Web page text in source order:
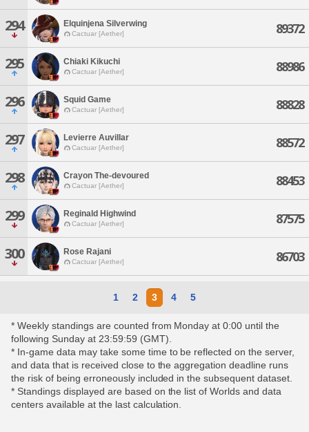
294 Elquinjena Silverwing
Cactuar [Aether] 89372
295 Chiaki Kikuchi
Cactuar [Aether] 88986
296 Squid Game
Cactuar [Aether] 88828
297 Levierre Auvillar
Cactuar [Aether] 88572
298 Crayon The-devoured
Cactuar [Aether] 88453
299 Reginald Highwind
Cactuar [Aether] 87575
300 Rose Rajani
Cactuar [Aether] 86703
1 2 3 4 5
* Weekly standings are counted from Monday at 0:00 until the
following Sunday at 23:59:59 (GMT).
* In-game data may take some time to be reflected on the server,
and data that is received close to the aggregation deadline runs
the risk of being erroneously included in the subsequent dataset.
* Standings displayed are based on the list of Worlds and data
centers available at the last calculation.